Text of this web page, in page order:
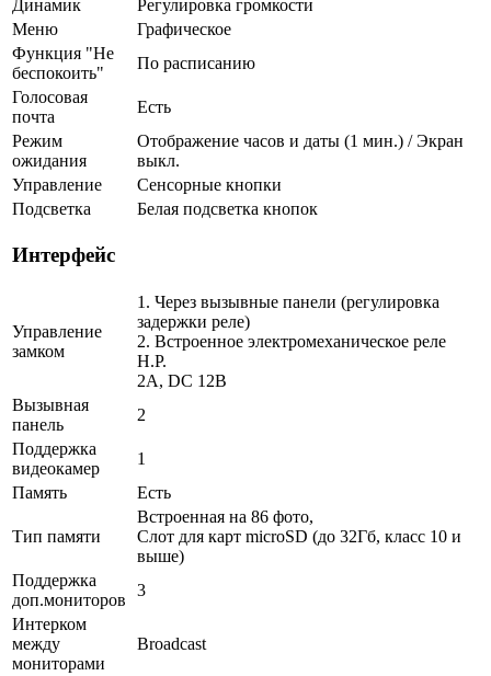
Динамик
Регулировка громкости
Меню
Графическое
Функция "Не
беспокоить"
По расписанию
Голосовая
почта
Есть
Режим
ожидания
Отображение часов и даты (1 мин.) / Экран
выкл.
Управление
Сенсорные кнопки
Подсветка
Белая подсветка кнопок
Интерфейс
Управление
замком
1. Через вызывные панели (регулировка
задержки реле)
2. Встроенное электромеханическое реле
Н.Р.
2A, DC 12В
Вызывная
панель
2
Поддержка
видеокамер
1
Память
Есть
Тип памяти
Встроенная на 86 фото,
Слот для карт microSD (до 32Гб, класс 10 и
выше)
Поддержка
доп.мониторов
3
Интерком
между
мониторами
Broadcast